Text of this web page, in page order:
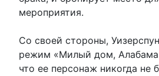
мероприятия.
Со своей стороны,
режим «Милый дом,
что ее персонаж никогда не